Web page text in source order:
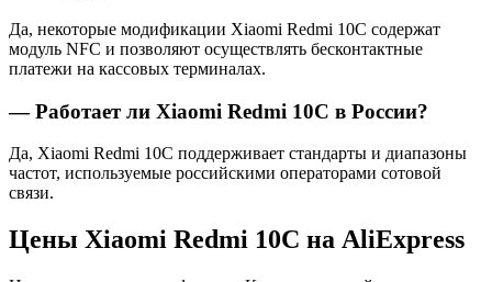
Да, некоторые модификации Xiaomi Redmi 10C содержат
модуль NFC и позволяют осуществлять бесконтактные
платежи на кассовых терминалах.
— Работает ли Xiaomi Redmi 10C в России?
Да, Xiaomi Redmi 10C поддерживает стандарты и диапазоны
частот, используемые российскими операторами сотовой
связи.
Цены Xiaomi Redmi 10C на AliExpress